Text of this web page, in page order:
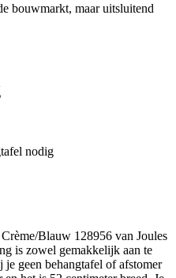
bouwmarkt, maar uitsluitend
nodig
Blauw 128956 van Joules
is zowel gemakkelijk aan te
geen behangtafel of afstomer